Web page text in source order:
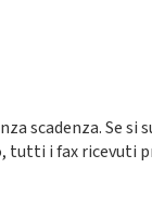
scadenza. Se
i fax